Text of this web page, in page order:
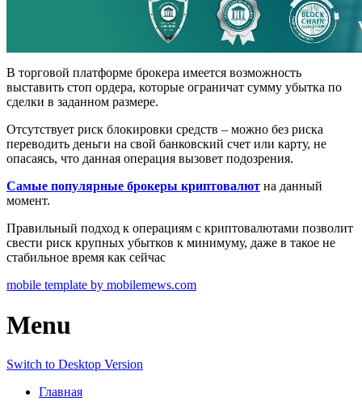
В торговой платформе брокера имеется возможность
выставить стоп ордера, которые ограничат сумму убытка по
сделки в заданном размере.
Отсутствует риск блокировки средств – можно без риска
переводить деньги на свой банковский счет или карту, не
опасаясь, что данная операция вызовет подозрения.
Самые популярные брокеры криптовалют на данный
момент.
Правильный подход к операциям с криптовалютами позволит
свести риск крупных убытков к минимуму, даже в такое не
стабильное время как сейчас
mobile template by mobilemews.com
Menu
Switch to Desktop Version
Главная